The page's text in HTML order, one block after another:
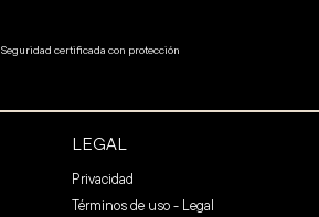
Seguridad certificada con protección
LEGAL
Privacidad
Términos de uso - Legal